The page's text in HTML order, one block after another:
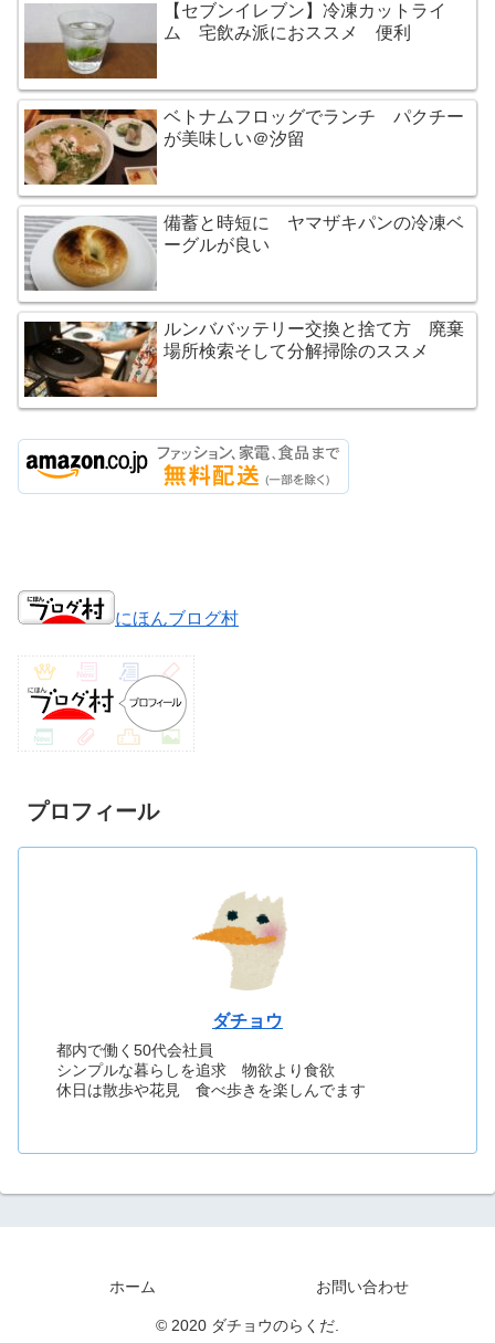
【セブンイレブン】冷凍カットライ
ム 宅飲み派におススメ 便利
ベトナムフロッグでランチ パクチー
が美味しい＠汐留
備蓄と時短に ヤマザキパンの冷凍ベ
ーグルが良い
ルンババッテリー交換と捨て方 廃棄
場所検索そして分解掃除のススメ
にほんブログ村
プロフィール
ダチョウ
都内で働く50代会社員
シンプルな暮らしを追求 物欲より食欲
休日は散歩や花見 食べ歩きを楽しんでます
ホーム お問い合わせ
© 2020 ダチョウのらくだ.